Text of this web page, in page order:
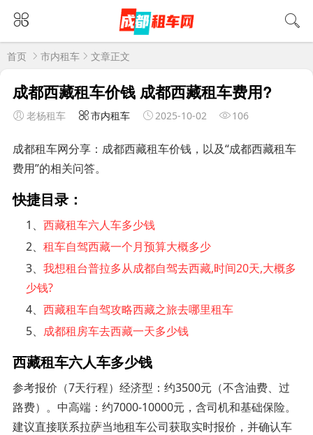
首页 市内租车 文章正文
成都西藏租车价钱 成都西藏租车费用?
老杨租车 市内租车 2025-10-02 106
成都租车网分享：成都西藏租车价钱，以及“成都西藏租车
费用”的相关问答。
快捷目录：
1、西藏租车六人车多少钱
2、租车自驾西藏一个月预算大概多少
3、我想租台普拉多从成都自驾去西藏,时间20天,大概多
少钱?
4、西藏租车自驾攻略西藏之旅去哪里租车
5、 成都租房车去西藏一天多少钱
西藏租车六人车多少钱
参考报价（7天行程）经济型：约3500元（不含油费、过
路费）。中高端：约7000-10000元，含司机和基础保险。
建议直接联系拉萨当地租车公司获取实时报价，并确认车